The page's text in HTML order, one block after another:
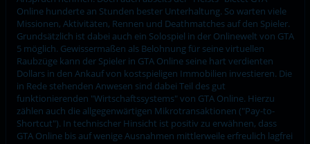
Online hunderte an Stunden bester Unterhaltung. So warten viele
Missionen, Aktivitäten, Rennen und Deathmatches auf den Spieler.
Grundsätzlich ist dabei auch ein Solospiel in der Onlinewelt von GTA
5 möglich. Gewissermaßen als Belohnung für seine virtuellen
Raubzüge kann der Spieler in GTA Online seine hart verdienten
Dollars in den Ankauf von kostspieligen Immobilien investieren. Die
in Rede stehenden Anwesen sind dabei Teil des gut
funktionierenden "Wirtschaftssystems" von GTA Online. Hierzu
zählen auch die allgegenwärtigen Mikrotransaktionen ("Pay-to-
Shortcut"). In technischer Hinsicht ist positiv zu erwähnen, dass
GTA Online bis auf wenige Ausnahmen mittlerweile erfreulich lagfrei